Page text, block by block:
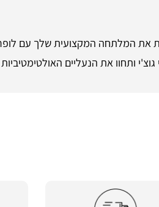
את המלתחה המקצועית שלך עם לופר
ותחוו את הנעליים